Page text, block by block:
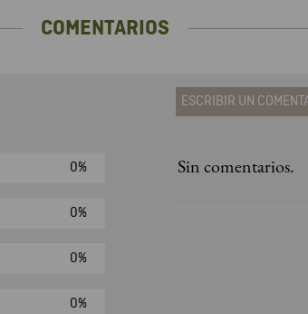
COMENTARIOS
0%
0%
0%
0%
ESCRIBIR UN
Agregar
Sin comentarios.